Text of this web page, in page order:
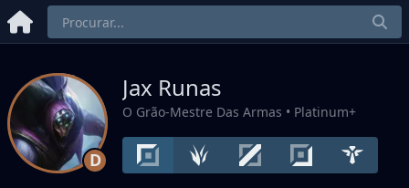
D
Jax Runas
O Grão-Mestre Das Armas • Platinum+